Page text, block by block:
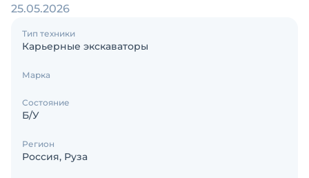
25.05.2026
Тип техники
Карьерные экскаваторы
Марка
Состояние
Б/У
Регион
Россия, Руза